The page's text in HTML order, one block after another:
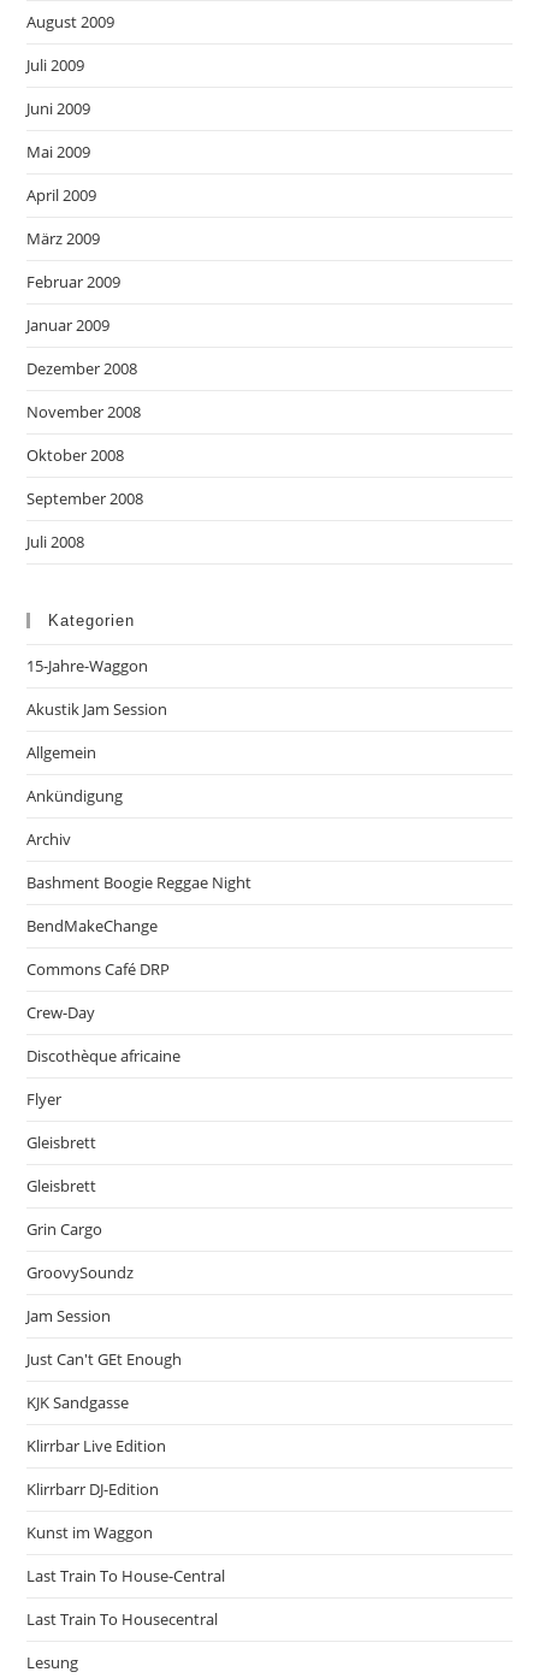
August 2009
Juli 2009
Juni 2009
Mai 2009
April 2009
März 2009
Februar 2009
Januar 2009
Dezember 2008
November 2008
Oktober 2008
September 2008
Juli 2008
Kategorien
15-Jahre-Waggon
Akustik Jam Session
Allgemein
Ankündigung
Archiv
Bashment Boogie Reggae Night
BendMakeChange
Commons Café DRP
Crew-Day
Discothèque africaine
Flyer
Gleisbrett
Gleisbrett
Grin Cargo
GroovySoundz
Jam Session
Just Can't GEt Enough
KJK Sandgasse
Klirrbar Live Edition
Klirrbarr DJ-Edition
Kunst im Waggon
Last Train To House-Central
Last Train To Housecentral
Lesung